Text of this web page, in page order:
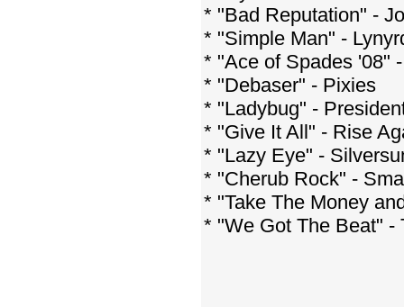
* "Bad Reputation" -
* "Simple Man" -
* "Ace of Spades '08"
* "Debaser" - Pixies
* "Ladybug" -
* "Give It All" - Rise
* "Lazy Eye" -
* "Cherub Rock" -
* "Take The Money
* "We Got The Beat" -